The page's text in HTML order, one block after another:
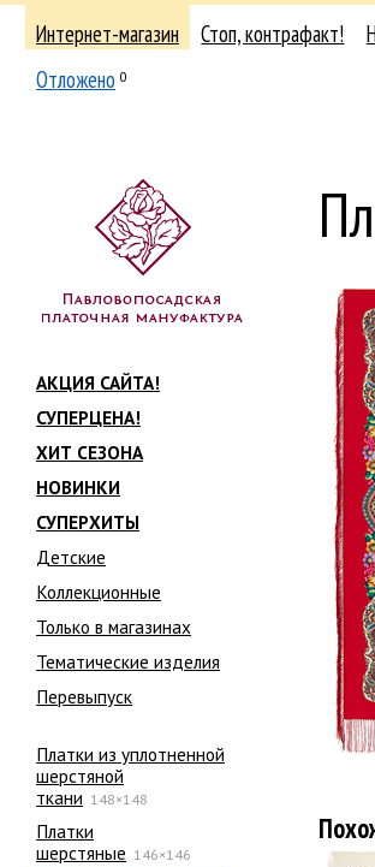
Интернет-магазин Стоп, контрафакт!
Отложено 0
АКЦИЯ САЙТА!
СУПЕРЦЕНА!
ХИТ СЕЗОНА
НОВИНКИ
СУПЕРХИТЫ
Детские
Коллекционные
Только в магазинах
Тематические изделия
Перевыпуск
Платки из уплотненной
шерстяной
ткани 148×148
Платки
шерстяные 146×146